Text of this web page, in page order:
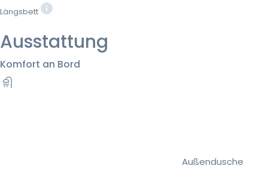
Längsbett
Ausstattung
Komfort an Bord
Außendusche